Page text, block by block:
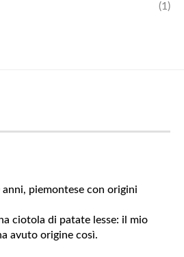
(1)
piemontese con origini
ciotola di patate lesse: il mio
avuto origine così.